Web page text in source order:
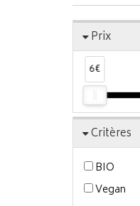
Prix
6€
Critères
BIO
Vegan